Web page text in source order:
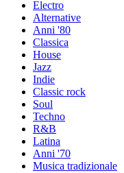
Electro
Alternative
Anni '80
Classica
House
Jazz
Indie
Classic rock
Soul
Techno
R&B
Latina
Anni '70
Musica tradizionale